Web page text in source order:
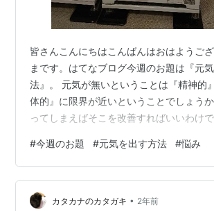
皆さんこんにちはこんばんはおはようご
まです。はてなブログ今週のお題は『元
法』。 元気が無いということは『精神的
体的』に限界が近いということでしょう
ってしまえばそこを改善すればいいわけ
会を生きる人が苦しんでいるのはおそらく
アンパンマンの顔を食べたら元気になれ
⁠) さて精神的となると、 ・人間関係・学
ッシャー・金銭的余裕の無さ といったと
#今週のお題 #元気を出す方法 #悩み
カタカナのカタガキ • 2年前